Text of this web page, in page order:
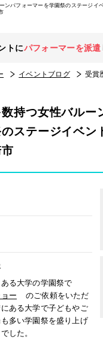
ンパフォーマーを学園祭のステージイ
トにパフォーマーを派遣
イベントブログ 受賞歴も多数持つ
持つ女性バルー
ステージイベン
る大学の学園祭で
ー
のご依頼をいただ
ある大学で子どもやご
多い学園祭を盛り上げ
した。